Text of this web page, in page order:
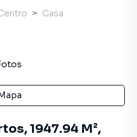
Casa
1947.94 M²,